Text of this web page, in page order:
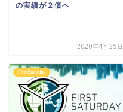
の実績が２倍へ
2020年4月25日
FirstSaturday